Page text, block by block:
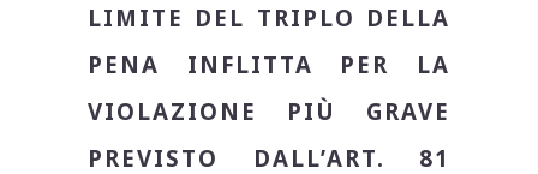
LIMITE DEL TRIPLO DELLA
PENA INFLITTA PER LA
VIOLAZIONE PIÙ GRAVE
PREVISTO DALL’ART. 81